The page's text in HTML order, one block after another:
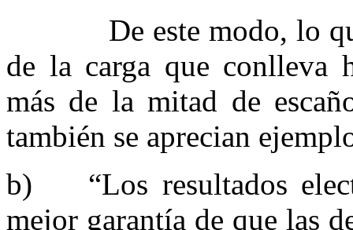
De este modo, lo que
de la carga que conlleva
más de la mitad de
también se aprecian
b) “Los resultados
mejor garantía de que las